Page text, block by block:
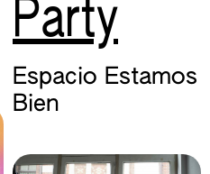
Party
Espacio Estamos
Bien